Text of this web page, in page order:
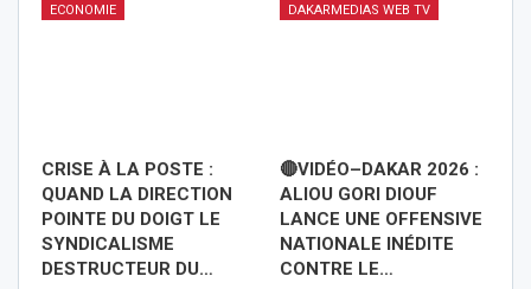
ECONOMIE
CRISE À LA POSTE :
QUAND LA DIRECTION
POINTE DU DOIGT LE
SYNDICALISME
DESTRUCTEUR DU…
DAKARMEDIAS WEB TV
🔴VIDÉO–DAKAR 2026 :
ALIOU GORI DIOUF
LANCE UNE OFFENSIVE
NATIONALE INÉDITE
CONTRE LE…